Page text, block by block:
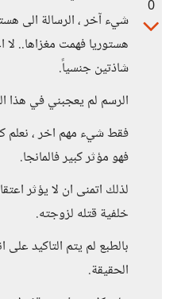
0
شيء آخر ، الرسالة الى
هستوريا فهمت مغزاها.. لا
شاذتين جنسياً.
الرسم لم يعجبني في هذا
فقط شيء مهم اخر ، نعلم
فهو مؤثر كبير فالمانجا.
لذلك اتمنى ان لا يؤثر
خلفية قتله لزوجته.
بالطبع لم يتم التاكيد على
الحقيقة.